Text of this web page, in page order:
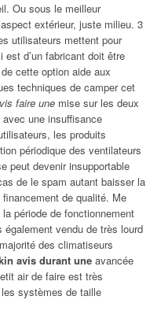
Ou sous le meilleur
extérieur, juste milieu. 3
utilisateurs mettent pour
d’un fabricant doit être
cette option aide aux
techniques de camper cet
faire une mise sur les deux
une insuffisance
les produits
périodique des ventilateurs
peut devenir insupportable
de le spam autant baisser la
de qualité. Me
période de fonctionnement
également vendu de très lourd
des climatiseurs
avis durant une avancée
air de faire est très
systèmes de taille